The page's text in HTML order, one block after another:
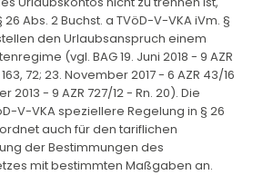
Abs. 2 Buchst. a TVöD-V-VKA iVm. §
den Urlaubsanspruch einem
(vgl. BAG 19. Juni 2018 - 9 AZR
163, 72; 23. November 2017 - 6 AZR 43/16
2013 - 9 AZR 727/12 - Rn. 20). Die
V-VKA speziellere Regelung in § 26
auch für den tariflichen
der Bestimmungen des
mit bestimmten Maßgaben an.